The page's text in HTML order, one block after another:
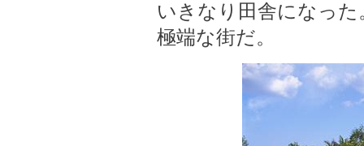
いきなり田舎になった
極端な街だ。